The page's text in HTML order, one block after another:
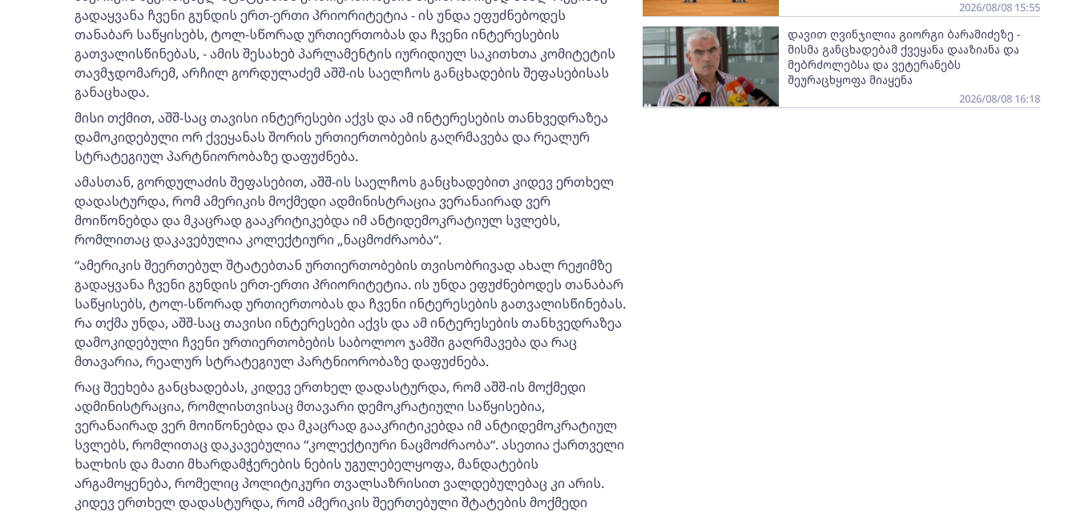
გადაყვანა ჩვენი გუნდის ერთ-ერთი პრიორიტეტია - ის უნდა ეფუძნებოდეს
თანაბარ საწყისებს, ტოლ-სწორად ურთიერთობას და ჩვენი ინტერესების
გათვალისწინებას, - ამის შესახებ პარლამენტის იურიდიულ საკითხთა კომიტეტის
თავმჯდომარემ, არჩილ გორდულაძემ აშშ-ის საელჩოს განცხადების შეფასებისას
განაცხადა.
მისი თქმით, აშშ-საც თავისი ინტერესები აქვს და ამ ინტერესების თანხვედრაზეა
დამოკიდებული ორ ქვეყანას შორის ურთიერთობების გაღრმავება და რეალურ
სტრატეგიულ პარტნიორობაზე დაფუძნება.
ამასთან, გორდულაძის შეფასებით, აშშ-ის საელჩოს განცხადებით კიდევ ერთხელ
დადასტურდა, რომ ამერიკის მოქმედი ადმინისტრაცია ვერანაირად ვერ
მოიწონებდა და მკაცრად გააკრიტიკებდა იმ ანტიდემოკრატიულ სვლებს,
რომლითაც დაკავებულია კოლექტიური „ნაცმოძრაობა“.
“ამერიკის შეერთებულ შტატებთან ურთიერთობების თვისობრივად ახალ რეჟიმზე
გადაყვანა ჩვენი გუნდის ერთ-ერთი პრიორიტეტია. ის უნდა ეფუძნებოდეს თანაბარ
საწყისებს, ტოლ-სწორად ურთიერთობას და ჩვენი ინტერესების გათვალისწინებას.
რა თქმა უნდა, აშშ-საც თავისი ინტერესები აქვს და ამ ინტერესების თანხვედრაზეა
დამოკიდებული ჩვენი ურთიერთობების საბოლოო ჯამში გაღრმავება და რაც
მთავარია, რეალურ სტრატეგიულ პარტნიორობაზე დაფუძნება.
რაც შეეხება განცხადებას, კიდევ ერთხელ დადასტურდა, რომ აშშ-ის მოქმედი
ადმინისტრაცია, რომლისთვისაც მთავარი დემოკრატიული საწყისებია,
ვერანაირად ვერ მოიწონებდა და მკაცრად გააკრიტიკებდა იმ ანტიდემოკრატიულ
სვლებს, რომლითაც დაკავებულია “კოლექტიური ნაცმოძრაობა“. ასეთია ქართველი
ხალხის და მათი მხარდამჭერების ნების უგულებელყოფა, მანდატების
არგამოყენება, რომელიც პოლიტიკური თვალსაზრისით ვალდებულებაც კი არის.
კიდევ ერთხელ დადასტურდა, რომ ამერიკის შეერთებული შტატების მოქმედი
2026/08/08 15:55
დავით ღვინჯილია გიორგი ბარამიძეზე -
მისმა განცხადებამ ქვეყანა დააზიანა და
მებრძოლებსა და ვეტერანებს
შეურაცხყოფა მიაყენა
2026/08/08 16:18